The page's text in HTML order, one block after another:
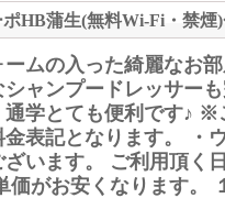
ポHB蒲生(無料Wi-Fi・禁
ームの入った綺麗なお
シャンプードレッサー
通学とても便利です♪ ※
金表記となります。 ・
ざいます。 ご利用頂く
価がお安くなります。